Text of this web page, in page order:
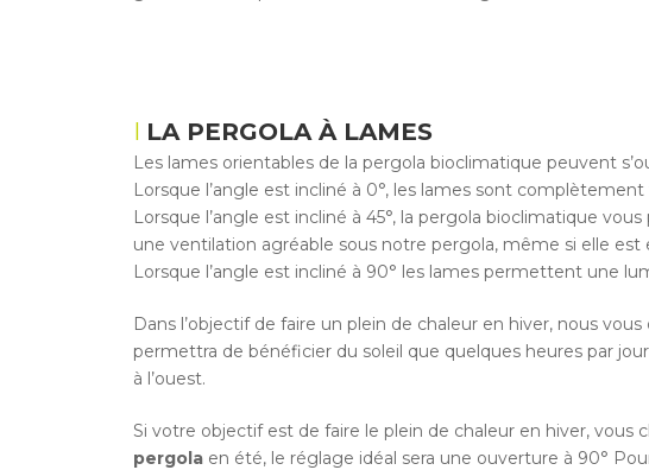
LA PERGOLA À LAMES
Les lames orientables de la pergola bioclimatique peuvent
Lorsque l’angle est incliné à 0°, les lames sont
Lorsque l’angle est incliné à 45°, la pergola bioclimatique
une ventilation agréable sous notre pergola, même si elle est
Lorsque l’angle est incliné à 90° les lames permettent une
Dans l’objectif de faire un plein de chaleur en hiver, nous
permettra de bénéficier du soleil que quelques heures par
à l’ouest.
Si votre objectif est de faire le plein de chaleur en hiver, vous
pergola en été, le réglage idéal sera une ouverture à 90°